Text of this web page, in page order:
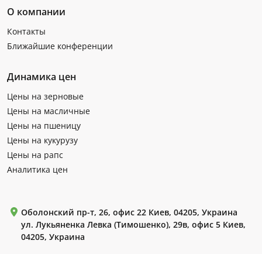
О компании
Контакты
Ближайшие конференции
Динамика цен
Цены на зерновые
Цены на масличные
Цены на пшеницу
Цены на кукурузу
Цены на рапс
Аналитика цен
Оболонский пр-т, 26, офис 22 Киев, 04205, Украина
ул. Лукьяненка Левка (Тимошенко), 29в, офис 5 Киев,
04205, Украина